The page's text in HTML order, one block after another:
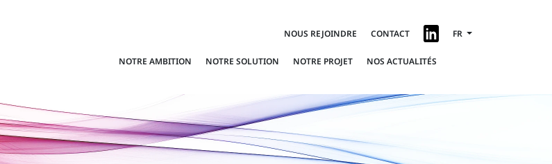
NOUS REJOINDRE CONTACT FR
NOTRE AMBITION NOTRE SOLUTION NOTRE PROJET NOS ACTUALITÉS